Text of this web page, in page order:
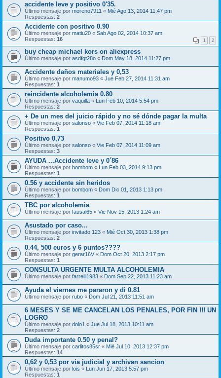
accidente leve y positivo 0'35.
Último mensaje por moreno7911 « Mié Ago 13, 2014 11:47 pm
Respuestas: 2
Accidente con positivo 0.90
Último mensaje por matiu20 « Sab Ago 02, 2014 10:37 am
Respuestas: 16 1 2
buy cheap michael kors on aliexpress
Último mensaje por asdfgt28o « Dom May 18, 2014 11:27 pm
Accidente daños materiales y 0,53
Último mensaje por manumo93 « Jue Feb 27, 2014 11:31 am
Respuestas: 1
reincidente alcoholemia 0.80
Último mensaje por vaquilla « Lun Feb 10, 2014 5:54 pm
Respuestas: 2
+ De un mes del juicio rápido y no sé dónde pagar la multa
Último mensaje por salonso « Vie Feb 07, 2014 11:18 am
Respuestas: 1
Positivo 0,73
Último mensaje por salonso « Vie Feb 07, 2014 11:09 am
Respuestas: 3
AYUDA ...Accidente leve y 0´86
Último mensaje por bombom « Lun Feb 03, 2014 9:13 pm
Respuestas: 1
0.56 y accidente sin heridos
Último mensaje por bombom « Dom Dic 01, 2013 1:13 pm
Respuestas: 1
TBC por alcoholemia
Último mensaje por fausal65 « Vie Nov 15, 2013 1:24 am
Asustado por caso...
Último mensaje por invitado 123 « Mié Oct 30, 2013 1:38 pm
Respuestas: 2
0.44, 500 euros y 6 puntos????
Último mensaje por gerar16V « Dom Oct 20, 2013 2:17 pm
Respuestas: 1
CONSULTA URGENTE MULTA ALCOHOLEMIA
Último mensaje por farrelli1983 « Dom Sep 22, 2013 11:23 am
Ayuda el viernes me pararon y di 0.81
Último mensaje por rubo « Dom Jul 21, 2013 11:51 am
6 MESES Y SE ME CANCELAN LOS PENALES, POR FIN !!! UN
LOGRO
Último mensaje por dolo1 « Jue Jul 18, 2013 10:11 am
Respuestas: 2
Duda importante 0.50 y penal?
Último mensaje por carlitos85sr « Mié Jul 10, 2013 12:37 pm
Respuestas: 14
0,62 y 0,53 por via judicial y archivan sancion
Último mensaje por lois « Lun Jun 17, 2013 5:57 pm
Respuestas: 1